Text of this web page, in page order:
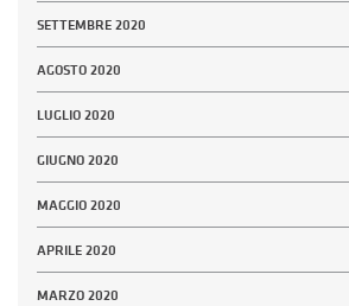
SETTEMBRE 2020
AGOSTO 2020
LUGLIO 2020
GIUGNO 2020
MAGGIO 2020
APRILE 2020
MARZO 2020